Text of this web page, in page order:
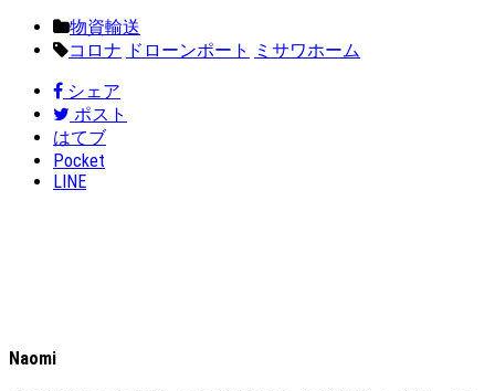
物資輸送
コロナ ドローンポート
ミサワホーム
シェア
ポスト
はてブ
Pocket
LINE
Naomi